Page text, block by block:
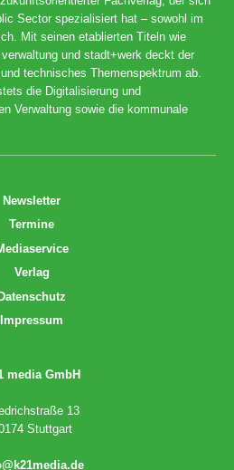
Sector spezialisiert hat – sowohl im
Mit seinen etablierten Titeln wie
und stadt+werk deckt der
technisches Themenspektrum ab.
die Digitalisierung und
Verwaltung sowie die kommunale
Newsletter
Termine
Verlag
Datenschutz
Impressum
media GmbH
13
Stuttgart